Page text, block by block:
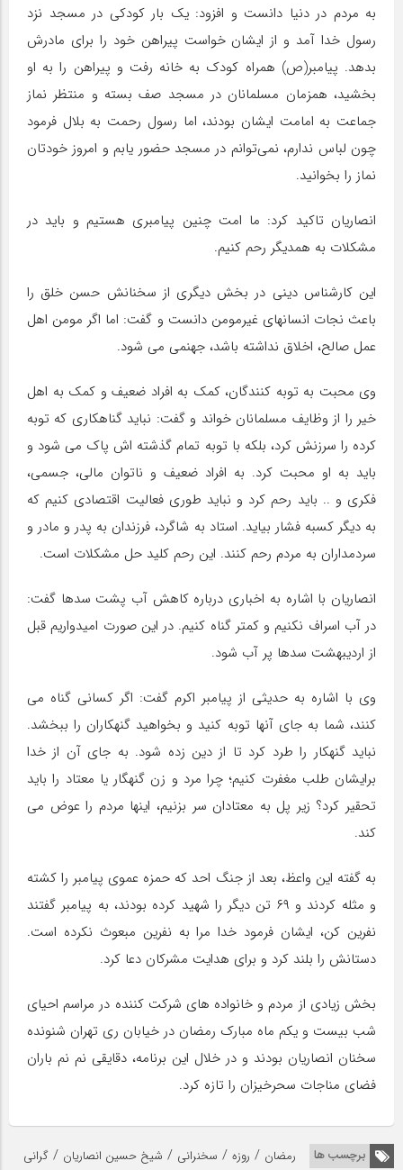
به مردم در دنیا دانست و افزود: یک بار کودکی در مسجد نزد
رسول خدا آمد و از ایشان خواست پیراهن خود را برای مادرش
بدهد. پیامبر(ص) همراه کودک به خانه رفت و پیراهن را به او
بخشید، همزمان مسلمانان در مسجد صف بسته و منتظر نماز
جماعت به امامت ایشان بودند، اما رسول رحمت به بلال فرمود
چون لباس ندارم، نمی‌توانم در مسجد حضور یابم و امروز خودتان
نماز را بخوانید.
انصاریان تاکید کرد: ما امت چنین پیامبری هستیم و باید در
مشکلات به همدیگر رحم کنیم.
این کارشناس دینی در بخش دیگری از سخنانش حسن خلق را
باعث نجات انسانهای غیرمومن دانست و گفت: اما اگر مومن اهل
عمل صالح، اخلاق نداشته باشد، جهنمی می شود.
وی محبت به توبه کنندگان، کمک به افراد ضعیف و کمک به اهل
خیر را از وظایف مسلمانان خواند و گفت: نباید گناهکاری که توبه
کرده را سرزنش کرد، بلکه با توبه تمام گذشته اش پاک می شود و
باید به او محبت کرد. به افراد ضعیف و ناتوان مالی، جسمی،
فکری و .. باید رحم کرد و نباید طوری فعالیت اقتصادی کنیم که
به دیگر کسبه فشار بیاید. استاد به شاگرد، فرزندان به پدر و مادر و
سردمداران به مردم رحم کنند. این رحم کلید حل مشکلات است.
انصاریان با اشاره به اخباری درباره کاهش آب پشت سدها گفت:
در آب اسراف نکنیم و کمتر گناه کنیم. در این صورت امیدواریم قبل
از اردیبهشت سدها پر آب شود.
وی با اشاره به حدیثی از پیامبر اکرم گفت: اگر کسانی گناه می
کنند، شما به جای آنها توبه کنید و بخواهید گنهکاران را ببخشد.
نباید گنهکار را طرد کرد تا از دین زده شود. به جای آن از خدا
برایشان طلب مغفرت کنیم؛ چرا مرد و زن گنهگار یا معتاد را باید
تحقیر کرد؟ زیر پل به معتادان سر بزنیم، اینها مردم را عوض می
کند.
به گفته این واعظ، بعد از جنگ احد که حمزه عموی پیامبر را کشته
و مثله کردند و ۶۹ تن دیگر را شهید کرده بودند، به پیامبر گفتند
نفرین کن، ایشان فرمود خدا مرا به نفرین مبعوث نکرده است.
دستانش را بلند کرد و برای هدایت مشرکان دعا کرد.
بخش زیادی از مردم و خانواده های شرکت کننده در مراسم احیای
شب بیست و یکم ماه مبارک رمضان در خیابان ری تهران شنونده
سخنان انصاریان بودند و در خلال این برنامه، دقایقی نم نم باران
فضای مناجات سحرخیزان را تازه کرد.
برچسب ها رمضان / روزه / سخنرانی / شیخ حسین انصاریان / گرانی